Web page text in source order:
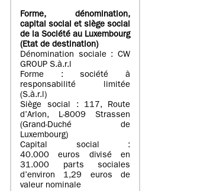
Forme, dénomination,
capital social et siège social
de la Société au Luxembourg
(Etat de destination)
Dénomination sociale : CW
GROUP S.à.r.l
Forme : société à
responsabilité limitée
(S.à.r.l)
Siège social : 117, Route
d’Arlon, L-8009 Strassen
(Grand-Duché de
Luxembourg)
Capital social :
40.000 euros divisé en
31.000 parts sociales
d’environ 1,29 euros de
valeur nominale